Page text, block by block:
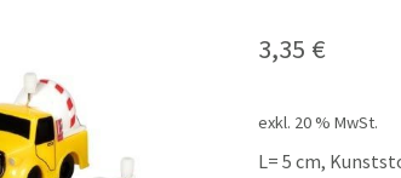
3,35 €
exkl. 20 % MwSt.
L= 5 cm,